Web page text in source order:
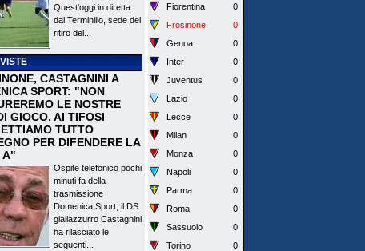
Quest'oggi in diretta
dal Terminillo, sede del
ritiro del...
CASTAGNINI A
SPORT: "NON
LE NOSTRE
GIOCO. AI TIFOSI
TUTTO
PER DIFENDERE LA
A"
Ospite telefonico pochi
minuti fa della
trasmissione
Domenica Sport, il DS
giallazzurro Castagnini
ha rilasciato le
seguenti...
Fiorentina
0
Frosinone
0
Genoa
0
Inter
0
Juventus
0
Lazio
0
Lecce
0
Milan
0
Monza
0
Napoli
0
Parma
0
Roma
0
Sassuolo
0
Torino
0